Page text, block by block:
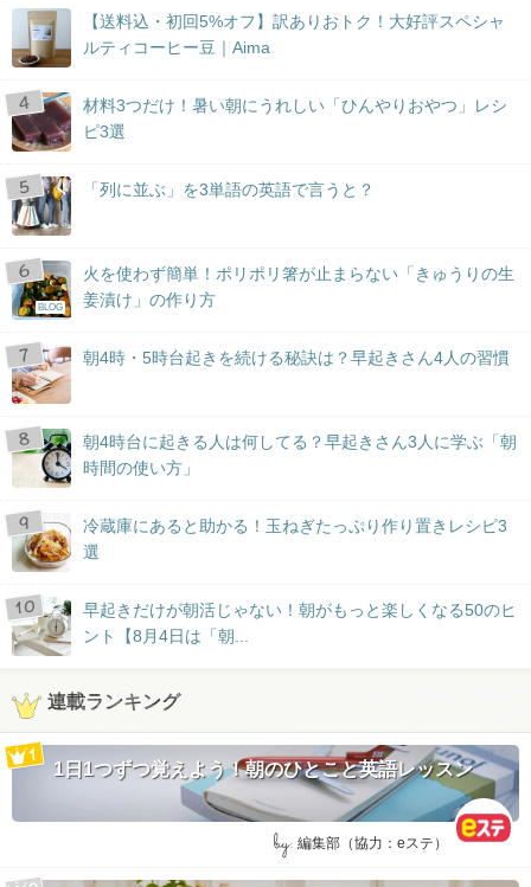
【送料込・初回5%オフ】訳ありおトク！大好評スペシャ
ルティコーヒー豆｜Aima
材料3つだけ！暑い朝にうれしい「ひんやりおやつ」レシ
ピ3選
「列に並ぶ」を3単語の英語で言うと？
BLOG
火を使わず簡単！ポリポリ箸が止まらない「きゅうりの生
姜漬け」の作り方
朝4時・5時台起きを続ける秘訣は？早起きさん4人の習慣
朝4時台に起きる人は何してる？早起きさん3人に学ぶ「朝
時間の使い方」
冷蔵庫にあると助かる！玉ねぎたっぷり作り置きレシピ3
選
早起きだけが朝活じゃない！朝がもっと楽しくなる50のヒ
ント【8月4日は「朝...
連載ランキング
1日1つずつ覚えよう！朝のひとこと英語レッスン
by: 編集部（協力：eステ）